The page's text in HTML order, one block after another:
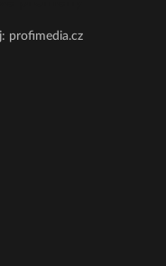
profimedia.cz